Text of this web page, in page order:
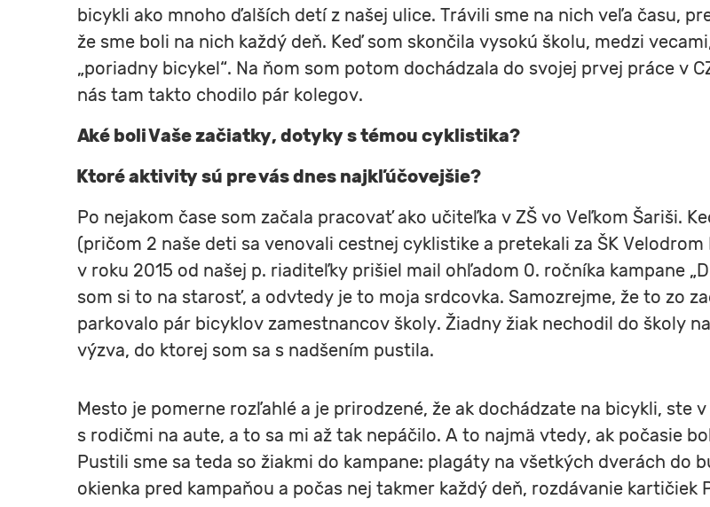
bicykli ako mnoho ďalších detí z našej ulice. Trávili sme na nich veľa času,
že sme boli na nich každý deň. Keď som skončila vysokú školu, medzi
„poriadny bicykel“. Na ňom som potom dochádzala do svojej prvej práce v
nás tam takto chodilo pár kolegov.
Aké boli Vaše začiatky, dotyky s témou cyklistika?
Ktoré aktivity sú pre vás dnes najkľúčovejšie?
Po nejakom čase som začala pracovať ako učiteľka v ZŠ vo Veľkom Šariši.
(pričom 2 naše deti sa venovali cestnej cyklistike a pretekali za ŠK
v roku 2015 od našej p. riaditeľky prišiel mail ohľadom 0. ročníka kampane
som si to na starosť, a odvtedy je to moja srdcovka. Samozrejme, že to zo
parkovalo pár bicyklov zamestnancov školy. Žiadny žiak nechodil do školy
výzva, do ktorej som sa s nadšením pustila.
Mesto je pomerne rozľahlé a je prirodzené, že ak dochádzate na bicykli, ste
s rodičmi na aute, a to sa mi až tak nepáčilo. A to najmä vtedy, ak počasie
Pustili sme sa teda so žiakmi do kampane: plagáty na všetkých dverách do
okienka pred kampaňou a počas nej takmer každý deň, rozdávanie kartičiek